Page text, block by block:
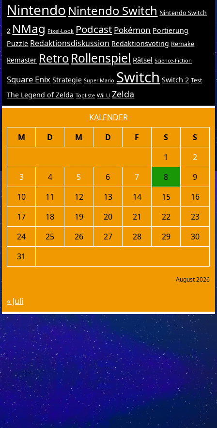
Nintendo Nintendo Switch Nintendo Switch
2 NMag Pixel-Look Podcast Pokémon Portierung
Puzzle Redaktionsdiskussion Redaktionsvoting Remake
Remaster RetroRollenspiel Rätsel Science-Fiction
Square Enix Strategie Super Mario Switch Switch 2 Test
The Legend of Zelda Topliste Wii U Zelda
KALENDER
August 2026
M D M D F S
S
1
2
3
4 5 6 7 8
9
10
11 12 13 14 15
16
17
18 19 20 21 22
23
24
25 26 27 28 29
30
31
« Juli